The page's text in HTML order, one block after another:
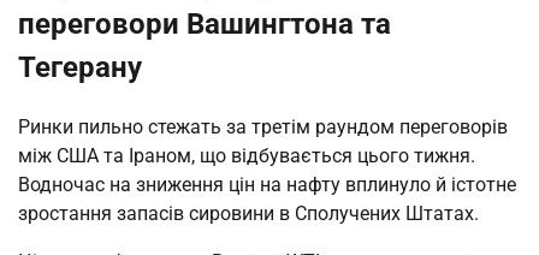
переговори Вашингтона та
Тегерану
Ринки пильно стежать за третім раундом переговорів
між США та Іраном, що відбувається цього тижня.
Водночас на зниження цін на нафту вплинуло й істотне
зростання запасів сировини в Сполучених Штатах.